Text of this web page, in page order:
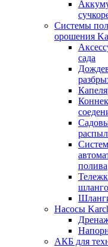
Системы
орошения
сада
полива
Насосы
АКБ для